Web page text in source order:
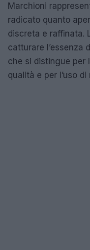
Marchioni
radicato quanto
discreta e raffinata.
catturare l’essenza
che si distingue per
qualità e per l’uso